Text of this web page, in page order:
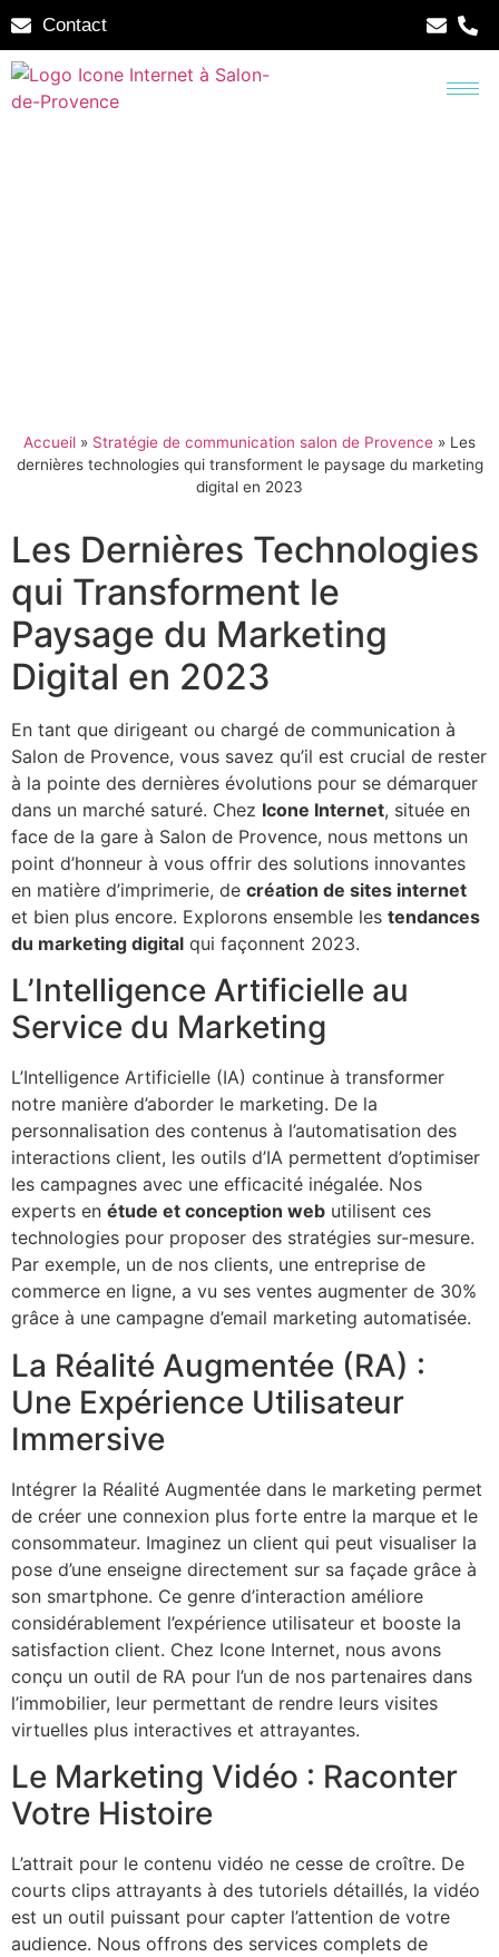
Contact
Accueil » Stratégie de communication salon de Provence » Les
dernières technologies qui transforment le paysage du marketing
digital en 2023
Les Dernières Technologies
qui Transforment le
Paysage du Marketing
Digital en 2023
En tant que dirigeant ou chargé de communication à
Salon de Provence, vous savez qu’il est crucial de rester
à la pointe des dernières évolutions pour se démarquer
dans un marché saturé. Chez Icone Internet, située en
face de la gare à Salon de Provence, nous mettons un
point d’honneur à vous offrir des solutions innovantes
en matière d’imprimerie, de création de sites internet
et bien plus encore. Explorons ensemble les tendances
du marketing digital qui façonnent 2023.
L’Intelligence Artificielle au
Service du Marketing
L’Intelligence Artificielle (IA) continue à transformer
notre manière d’aborder le marketing. De la
personnalisation des contenus à l’automatisation des
interactions client, les outils d’IA permettent d’optimiser
les campagnes avec une efficacité inégalée. Nos
experts en étude et conception web utilisent ces
technologies pour proposer des stratégies sur-mesure.
Par exemple, un de nos clients, une entreprise de
commerce en ligne, a vu ses ventes augmenter de 30%
grâce à une campagne d’email marketing automatisée.
La Réalité Augmentée (RA) :
Une Expérience Utilisateur
Immersive
Intégrer la Réalité Augmentée dans le marketing permet
de créer une connexion plus forte entre la marque et le
consommateur. Imaginez un client qui peut visualiser la
pose d’une enseigne directement sur sa façade grâce à
son smartphone. Ce genre d’interaction améliore
considérablement l’expérience utilisateur et booste la
satisfaction client. Chez Icone Internet, nous avons
conçu un outil de RA pour l’un de nos partenaires dans
l’immobilier, leur permettant de rendre leurs visites
virtuelles plus interactives et attrayantes.
Le Marketing Vidéo : Raconter
Votre Histoire
L’attrait pour le contenu vidéo ne cesse de croître. De
courts clips attrayants à des tutoriels détaillés, la vidéo
est un outil puissant pour capter l’attention de votre
audience. Nous offrons des services complets de